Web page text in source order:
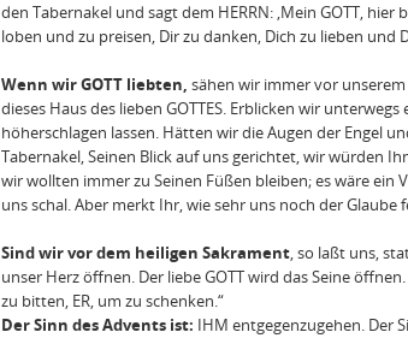
den Tabernakel und sagt dem HERRN: ‚Mein GOTT,
loben und zu preisen, Dir zu danken, Dich zu lieben und
Wenn wir GOTT liebten, sähen wir immer vor
dieses Haus des lieben GOTTES. Erblicken wir
höherschlagen lassen. Hätten wir die Augen der Engel
Tabernakel, Seinen Blick auf uns gerichtet, wir würden
wir wollten immer zu Seinen Füßen bleiben; es wäre ein
uns schal. Aber merkt Ihr, wie sehr uns noch der Glaube
Sind wir vor dem heiligen Sakrament, so laßt uns,
unser Herz öffnen. Der liebe GOTT wird das Seine
zu bitten, ER, um zu schenken.“
Der Sinn des Advents ist: IHM entgegenzugehen. Der